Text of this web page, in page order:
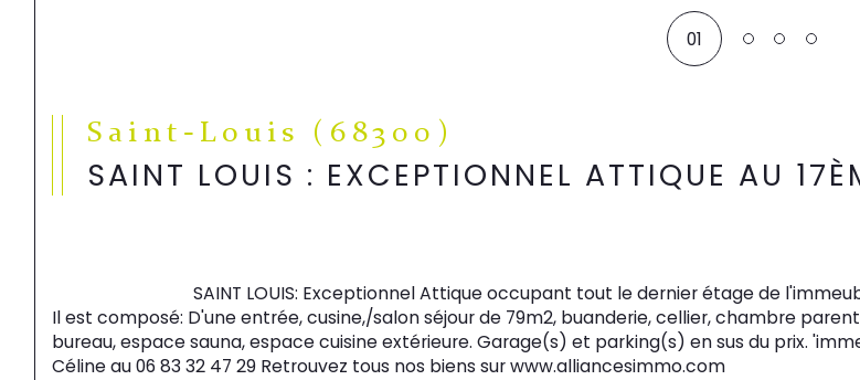
01
Saint-Louis (68300)
SAINT LOUIS : EXCEPTIONNEL ATTIQUE AU
                                SAINT LOUIS: Exceptionnel Attique occupant tout le dernier étage de l'immeuble Il dispose d'une surface de 210.51m2 et d'une terrasse de 82m2.
Il est composé: D'une entrée, cusine,/salon séjour de 79m2, buanderie, cellier, chambre
bureau, espace sauna, espace cuisine extérieure. Garage(s) et parking(s) en sus du prix.
Céline au 06 83 32 47 29 Retrouvez tous nos biens sur www.alliancesimmo.com